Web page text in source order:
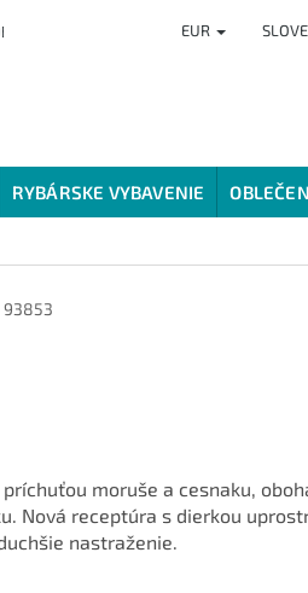
PREDAJŇA
EUR
RYBÁRSKE VYBAVENIE
93853
moruše a cesnaku,
Nová receptúra s dierkou
nastraženie.